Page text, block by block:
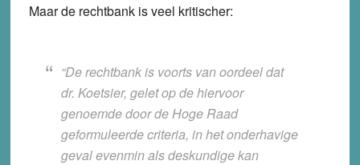
Maar de rechtbank is veel kritischer:
“De rechtbank is voorts van oordeel dat
dr. Koetsier, gelet op de hiervoor
genoemde door de Hoge Raad
geformuleerde criteria, in het onderhavige
geval evenmin als deskundige kan